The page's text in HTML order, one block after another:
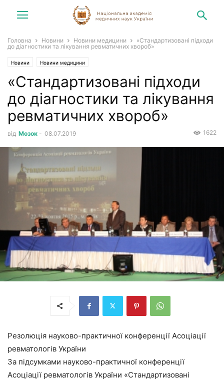
Головна Новини Новини медицини
«Стандартизовані підходи
до діагностики та лікування ревматичних хвороб»
Новини Новини медицини
«Стандартизовані підходи
до діагностики та лікування
ревматичних хвороб»
від Мозок - 08.07.2019 1622
Резолюція науково-практичної конференції Асоціації
ревматологів України
За підсумками науково-практичної конференції
Асоціації ревматологів України «Стандартизовані